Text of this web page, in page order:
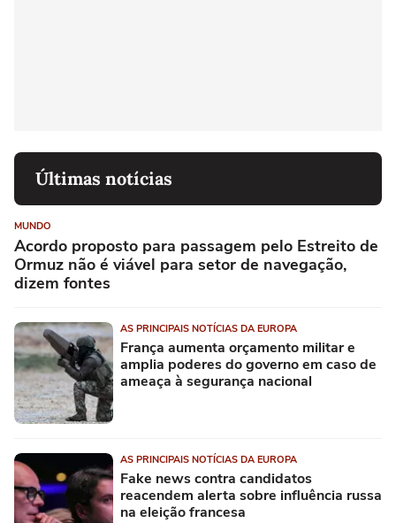
Últimas notícias
MUNDO
Acordo proposto para passagem pelo Estreito de
Ormuz não é viável para setor de navegação,
dizem fontes
AS PRINCIPAIS NOTÍCIAS DA EUROPA
França aumenta orçamento militar e
amplia poderes do governo em caso de
ameaça à segurança nacional
AS PRINCIPAIS NOTÍCIAS DA EUROPA
Fake news contra candidatos
reacendem alerta sobre influência russa
na eleição francesa